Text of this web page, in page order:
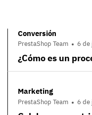
Conversión
PrestaShop Team 6 de
¿Cómo es un
Marketing
PrestaShop Team 6 de